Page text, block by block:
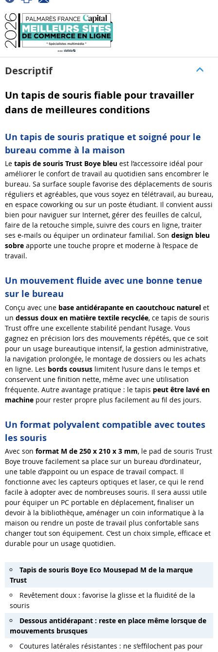
Descriptif
Un tapis de souris fiable pour travailler
dans de meilleures conditions
Un tapis de souris pratique et soigné pour le
bureau comme à la maison
Le tapis de souris Trust Boye bleu est l’accessoire idéal pour
améliorer le confort de travail au quotidien sans encombrer le
bureau. Sa surface souple favorise des déplacements de souris
réguliers et agréables, que vous soyez en télétravail, au bureau,
en espace coworking ou sur un poste étudiant. Il convient aussi
bien pour naviguer sur Internet, gérer des feuilles de calcul,
faire de la retouche simple, suivre des cours en ligne, traiter
ses e-mails ou équiper un ordinateur familial. Son design bleu
sobre apporte une touche propre et moderne à l’espace de
travail.
Un mouvement fluide avec une bonne tenue
sur le bureau
Conçu avec une base antidérapante en caoutchouc naturel et
un dessus doux en matière textile recyclée, ce tapis de souris
Trust offre une excellente stabilité pendant l’usage. Vous
gagnez en précision lors des mouvements répétés, que ce soit
pour un usage bureautique intensif, la gestion administrative,
la navigation prolongée, le montage de dossiers ou les achats
en ligne. Les bords cousus limitent l’usure dans le temps et
conservent une finition nette, même avec une utilisation
fréquente. Autre avantage pratique : le tapis peut être lavé en
machine pour rester propre plus facilement au fil des jours.
Un format polyvalent compatible avec toutes
les souris
Avec son format M de 250 x 210 x 3 mm, le pad de souris Trust
Boye trouve facilement sa place sur un bureau d’ordinateur,
une table d’appoint ou un espace de travail compact. Il
fonctionne avec les capteurs optiques et laser, ce qui le rend
facile à adopter avec de nombreuses souris. Il sera aussi utile
pour équiper un PC portable en déplacement, finaliser un
devoir à la bibliothèque, aménager un coin informatique à la
maison ou rendre un poste de travail plus confortable sans
changer tout son équipement. C’est un choix simple, efficace et
durable pour un usage quotidien.
Tapis de souris Boye Eco Mousepad M de la marque
Trust
Revêtement doux : favorise la glisse et la fluidité de la
souris
Dessous antidérapant : reste en place même lorsque de
mouvements brusques
Coutures latérales résistantes : ne s’effilochent pas pour